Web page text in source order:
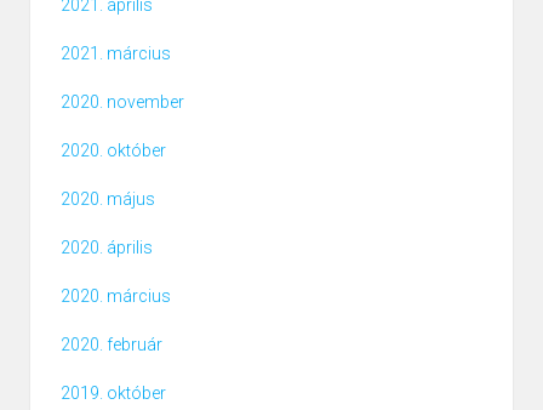
2021. április
2021. március
2020. november
2020. október
2020. május
2020. április
2020. március
2020. február
2019. október